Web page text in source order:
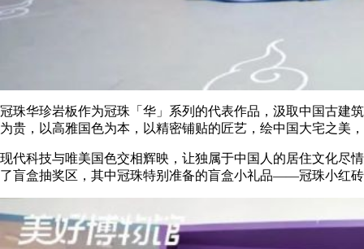
冠珠华珍岩板作为冠珠「华」系列的代表作品，汲取中国古建
为贵，以高雅国色为本，以精密铺贴的匠艺，绘中国大宅之美
现代科技与唯美国色交相辉映，让独属于中国人的居住文化尽
了盲盒抽奖区，其中冠珠特别准备的盲盒小礼品——冠珠小红砖